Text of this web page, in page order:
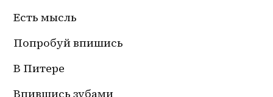
Есть мысль
Попробуй впишись
В Питере
Впившись зубами